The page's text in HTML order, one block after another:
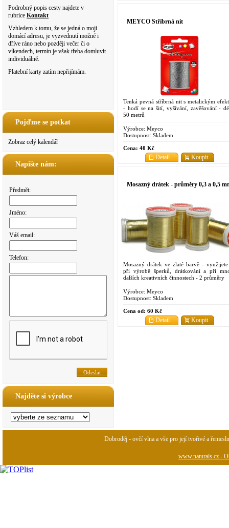
Podrobný popis cesty najdete v
rubrice Kontakt
Vzhledem k tomu, že se jedná o moji
domácí adresu, je vyzvednutí možné i
dříve ráno nebo později večer či o
víkendech, termín je však třeba domluvit
individuálně.
Platební karty zatím nepřijímám.
Pojďme se potkat
Zobraz celý kalendář
Napište nám:
Předmět:
Jméno:
Váš email:
Telefon:
Najděte si výrobce
MEYCO Stříbrná nit
Tenká pevná stříbrná nit s metalickým
- hodí se na šití, vyšívání, zavěšování -
50 metrů
Výrobce: Meyco
Dostupnost: Skladem
Cena: 40 Kč
Koupit
Detail
Mosazný drátek - průměry 0,3 a 0,5
Mosazný drátek ve zlaté barvě -
při výrobě šperků, drátkování a při
dalších kreativních činnostech - 2 průměry
Výrobce: Meyco
Dostupnost: Skladem
Cena od: 60 Kč
Koupit
Detail
Dobroděj - ovčí vlna a vše pro její tvořivé a
www.naturals.cz -